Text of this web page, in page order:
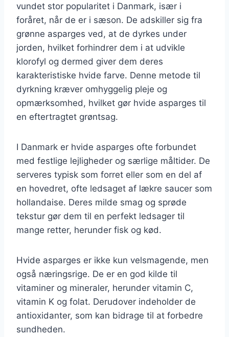
vundet stor popularitet i Danmark, især i
foråret, når de er i sæson. De adskiller sig fra
grønne asparges ved, at de dyrkes under
jorden, hvilket forhindrer dem i at udvikle
klorofyl og dermed giver dem deres
karakteristiske hvide farve. Denne metode til
dyrkning kræver omhyggelig pleje og
opmærksomhed, hvilket gør hvide asparges til
en eftertragtet grøntsag.
I Danmark er hvide asparges ofte forbundet
med festlige lejligheder og særlige måltider. De
serveres typisk som forret eller som en del af
en hovedret, ofte ledsaget af lækre saucer som
hollandaise. Deres milde smag og sprøde
tekstur gør dem til en perfekt ledsager til
mange retter, herunder fisk og kød.
Hvide asparges er ikke kun velsmagende, men
også næringsrige. De er en god kilde til
vitaminer og mineraler, herunder vitamin C,
vitamin K og folat. Derudover indeholder de
antioxidanter, som kan bidrage til at forbedre
sundheden.